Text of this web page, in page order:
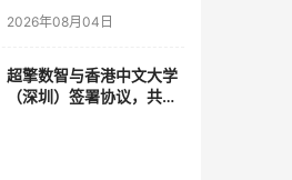
2026年08月04日
超擎数智与香港中文大学
（深圳）签署协议，共建